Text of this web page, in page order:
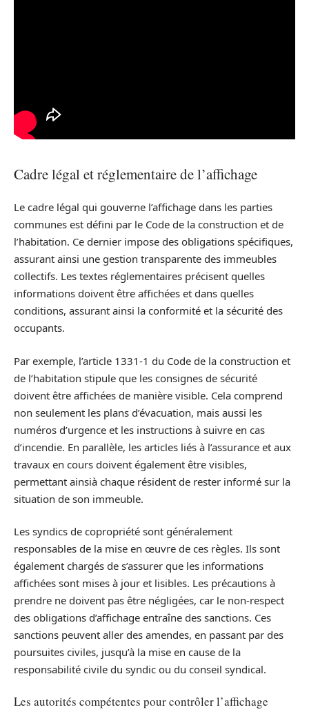
Cadre légal et réglementaire de l’affichage
Le cadre légal qui gouverne l’affichage dans les parties
communes est défini par le Code de la construction et de
l’habitation. Ce dernier impose des obligations spécifiques,
assurant ainsi une gestion transparente des immeubles
collectifs. Les textes réglementaires précisent quelles
informations doivent être affichées et dans quelles
conditions, assurant ainsi la conformité et la sécurité des
occupants.
Par exemple, l’article 1331-1 du Code de la construction et
de l’habitation stipule que les consignes de sécurité
doivent être affichées de manière visible. Cela comprend
non seulement les plans d’évacuation, mais aussi les
numéros d’urgence et les instructions à suivre en cas
d’incendie. En parallèle, les articles liés à l’assurance et aux
travaux en cours doivent également être visibles,
permettant ainsià chaque résident de rester informé sur la
situation de son immeuble.
Les syndics de copropriété sont généralement
responsables de la mise en œuvre de ces règles. Ils sont
également chargés de s’assurer que les informations
affichées sont mises à jour et lisibles. Les précautions à
prendre ne doivent pas être négligées, car le non-respect
des obligations d’affichage entraîne des sanctions. Ces
sanctions peuvent aller des amendes, en passant par des
poursuites civiles, jusqu’à la mise en cause de la
responsabilité civile du syndic ou du conseil syndical.
Les autorités compétentes pour contrôler l’affichage